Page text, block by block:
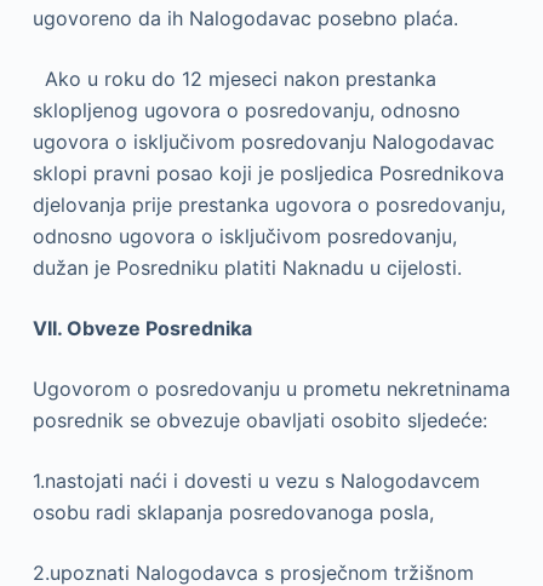
ugovoreno da ih Nalogodavac posebno plaća.
Ako u roku do 12 mjeseci nakon prestanka
sklopljenog ugovora o posredovanju, odnosno
ugovora o isključivom posredovanju Nalogodavac
sklopi pravni posao koji je posljedica Posrednikova
djelovanja prije prestanka ugovora o posredovanju,
odnosno ugovora o isključivom posredovanju,
dužan je Posredniku platiti Naknadu u cijelosti.
VII. Obveze Posrednika
Ugovorom o posredovanju u prometu nekretninama
posrednik se obvezuje obavljati osobito sljedeće:
1.nastojati naći i dovesti u vezu s Nalogodavcem
osobu radi sklapanja posredovanoga posla,
2.upoznati Nalogodavca s prosječnom tržišnom